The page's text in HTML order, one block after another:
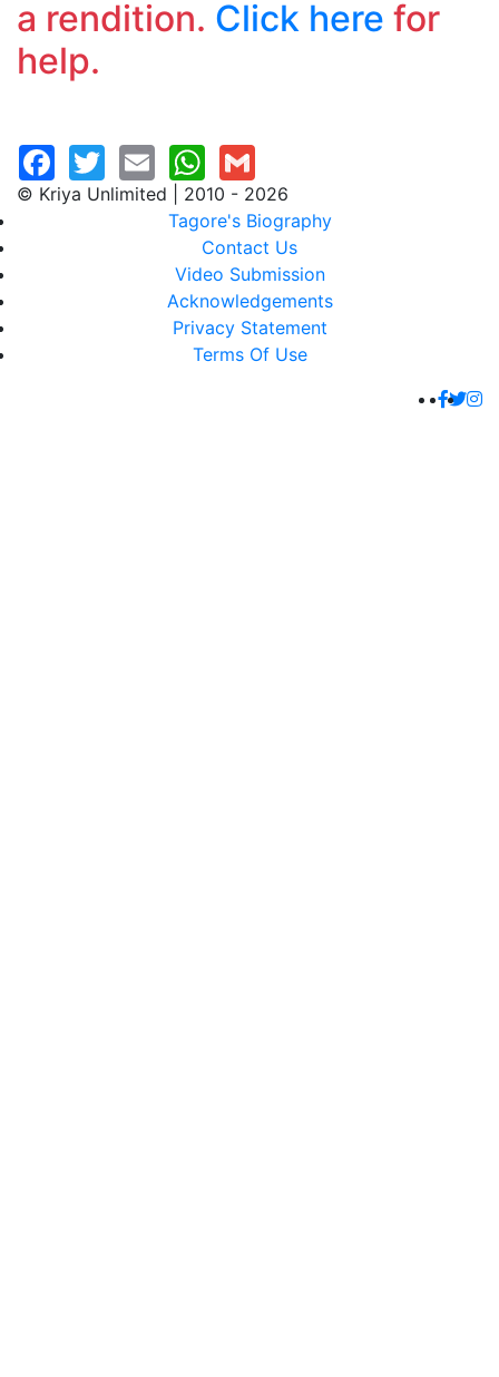
a rendition. Click here for
help.
© Kriya Unlimited | 2010 - 2026
Tagore's Biography
Contact Us
Video Submission
Acknowledgements
Privacy Statement
Terms Of Use